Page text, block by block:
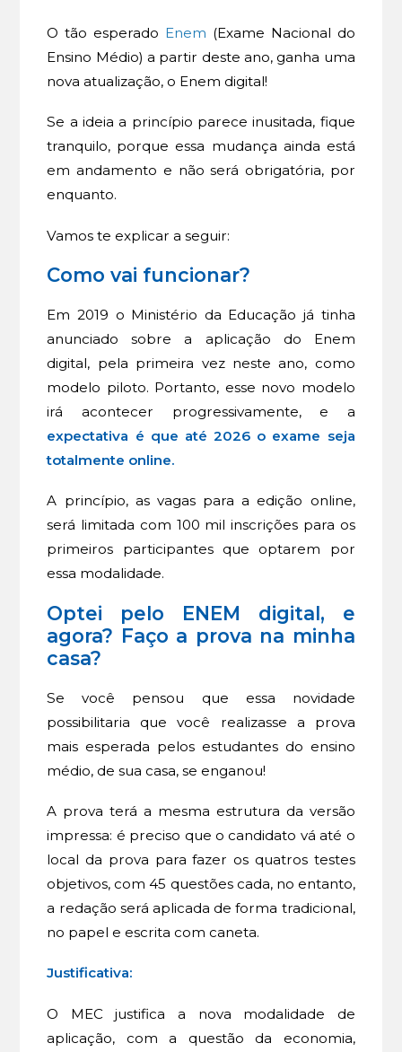
O tão esperado Enem (Exame Nacional do
Ensino Médio) a partir deste ano, ganha uma
nova atualização, o Enem digital!
Se a ideia a princípio parece inusitada, fique
tranquilo, porque essa mudança ainda está
em andamento e não será obrigatória, por
enquanto.
Vamos te explicar a seguir:
Como vai funcionar?
Em 2019 o Ministério da Educação já tinha
anunciado sobre a aplicação do Enem
digital, pela primeira vez neste ano, como
modelo piloto. Portanto, esse novo modelo
irá acontecer progressivamente, e a
expectativa é que até 2026 o exame seja
totalmente online.
A princípio, as vagas para a edição online,
será limitada com 100 mil inscrições para os
primeiros participantes que optarem por
essa modalidade.
Optei pelo ENEM digital, e
agora? Faço a prova na minha
casa?
Se você pensou que essa novidade
possibilitaria que você realizasse a prova
mais esperada pelos estudantes do ensino
médio, de sua casa, se enganou!
A prova terá a mesma estrutura da versão
impressa: é preciso que o candidato vá até o
local da prova para fazer os quatros testes
objetivos, com 45 questões cada, no entanto,
a redação será aplicada de forma tradicional,
no papel e escrita com caneta.
Justificativa:
O MEC justifica a nova modalidade de
aplicação, com a questão da economia,